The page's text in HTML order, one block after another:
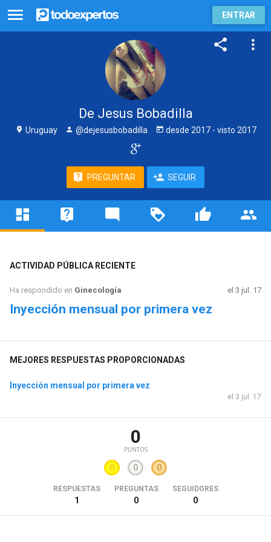
ENTRAR
De Jesus Bobadilla
Uruguay @dejesusbobadilla desde 2017- visto 2017
PREGUNTAR SEGUIR
ACTIVIDAD PÚBLICA RECIENTE
Ha respondido en Ginecología el 3 jul. 17
Inyección mensual por primera vez
MEJORES RESPUESTAS PROPORCIONADAS
Inyección mensual por primera vez
el 3 jul. 17
0
PUNTOS
0 0 0
RESPUESTAS
1
PREGUNTAS
0
SEGUIDORES
0